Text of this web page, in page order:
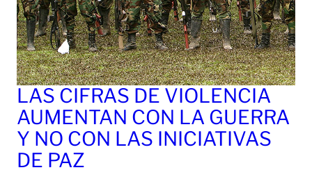
LAS CIFRAS DE VIOLENCIA
AUMENTAN CON LA GUERRA
Y NO CON LAS INICIATIVAS
DE PAZ